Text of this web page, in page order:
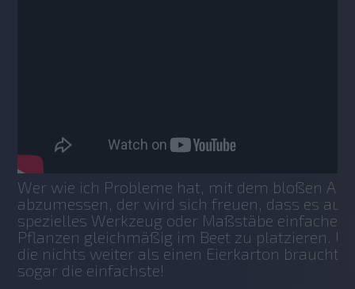
Wer wie ich Probleme hat, mit dem bloßen
abzumessen, der wird sich freuen, dass es
spezielles Werkzeug oder Maßstäbe einfache
Pflanzen gleichmäßig im Beet zu platzieren.
die nichts weiter als einen Eierkarton braucht,
sogar die einfachste!